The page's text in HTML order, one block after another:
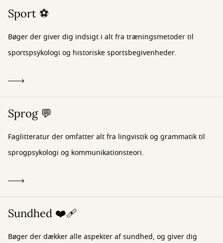
Sport ⚽
Bøger der giver dig indsigt i alt fra træningsmetoder til
sportspsykologi og historiske sportsbegivenheder.
Sprog 💬
Faglitteratur der omfatter alt fra lingvistik og grammatik til
sprogpsykologi og kommunikationsteori.
Sundhed ❤️‍🩹
Bøger der dækker alle aspekter af sundhed, og giver dig